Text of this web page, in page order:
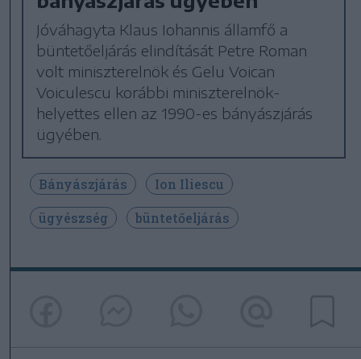
Jóváhagyta Klaus Iohannis államfő a
büntetőeljárás elindítását Petre Roman
volt miniszterelnök és Gelu Voican
Voiculescu korábbi miniszterelnök-
helyettes ellen az 1990-es bányászjárás
ügyében.
Bányászjárás
Ion Iliescu
ügyészség
büntetőeljárás